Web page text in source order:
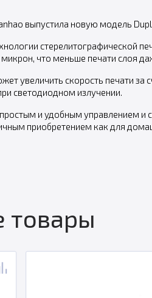
выпустила новую модель
стерелитографической
что меньше печати слоя
увеличить скорость печати
светодиодном излучении.
и удобным управлением
приобретением как для
товары